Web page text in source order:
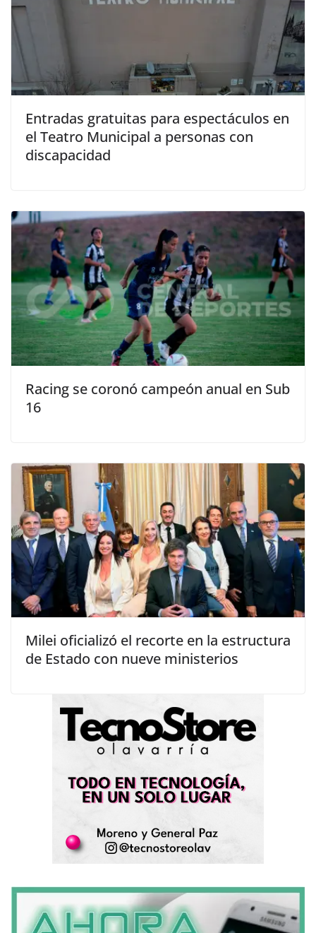
Entradas gratuitas para espectáculos en
el Teatro Municipal a personas con
discapacidad
Racing se coronó campeón anual en Sub
16
Milei oficializó el recorte en la estructura
de Estado con nueve ministerios